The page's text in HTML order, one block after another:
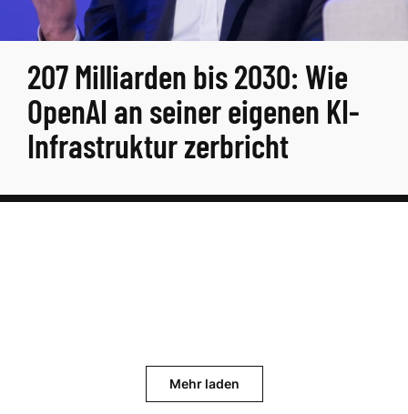
207 Milliarden bis 2030: Wie
OpenAI an seiner eigenen KI-
Infrastruktur zerbricht
Mehr laden